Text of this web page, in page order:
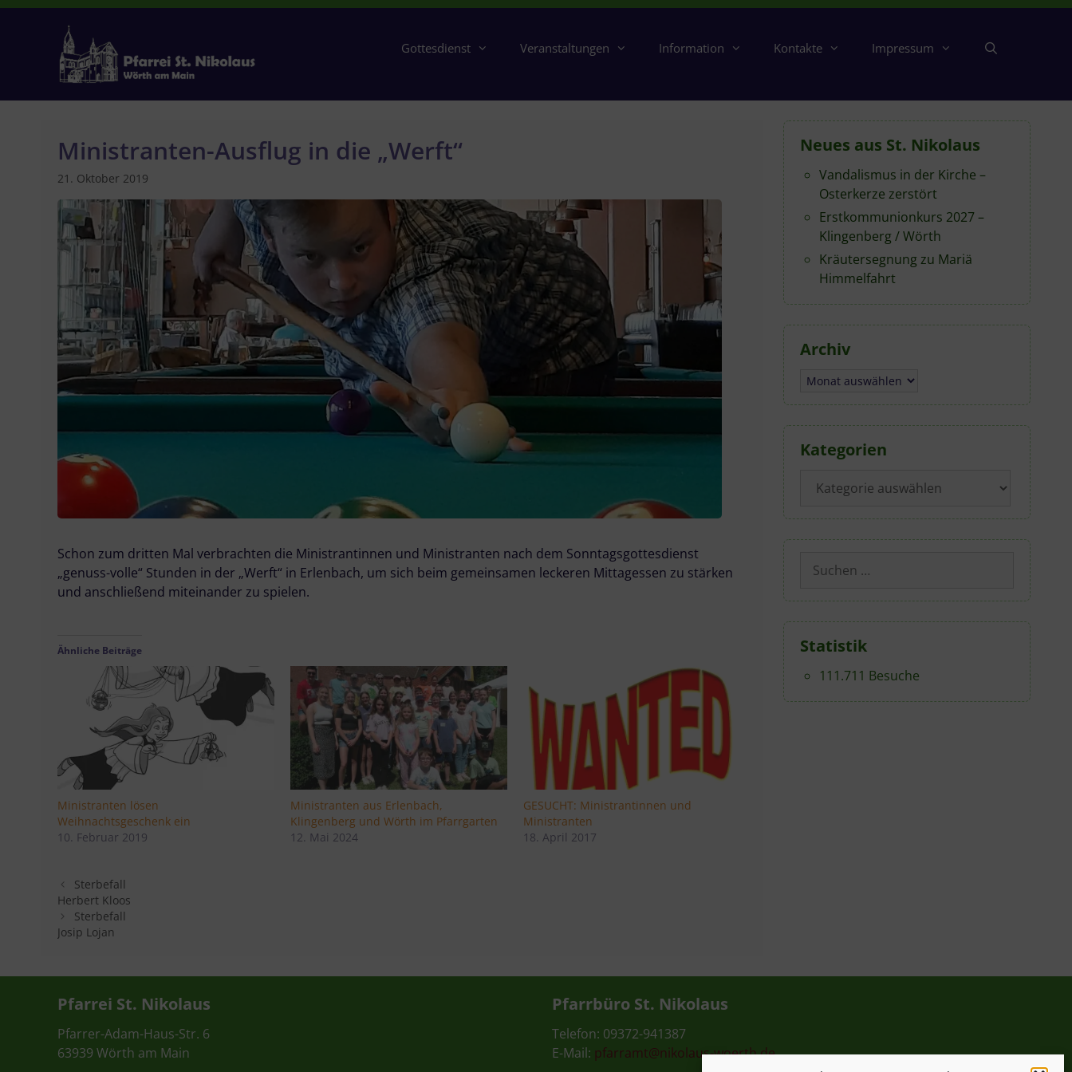
Zum
Gottesdienst Veranstaltungen Information Kontakte Impressum
Ministranten-Ausflug in die „Werft“
21. Oktober 2019
Schon zum dritten Mal verbrachten die Ministrantinnen und Ministranten nach dem Sonntagsgottesdienst
„genuss-volle“ Stunden in der „Werft“ in Erlenbach, um sich beim gemeinsamen leckeren Mittagessen zu stärken
und anschließend miteinander zu spielen.
Ähnliche Beiträge
Ministranten lösen
Weihnachtsgeschenk ein
10. Februar 2019
Ministranten aus Erlenbach,
Klingenberg und Wörth im Pfarrgarten
12. Mai 2024
GESUCHT: Ministrantinnen und
Ministranten
18. April 2017
Sterbefall
Herbert Kloos
Sterbefall
Josip Lojan
Neues aus St. Nikolaus
Vandalismus in der Kirche –
Osterkerze zerstört
Erstkommunionkurs 2027 –
Klingenberg / Wörth
Kräutersegnung zu Mariä
Himmelfahrt
Archiv
Archiv
Kategorien
Suchen
nach:
Statistik
111.711 Besuche
Pfarrei St. Nikolaus
Pfarrer-Adam-Haus-Str. 6
63939 Wörth am Main
Pfarrbüro St. Nikolaus
Telefon: 09372-941387
E-Mail: pfarramt@nikolaus-woerth.de